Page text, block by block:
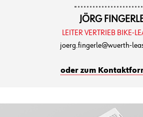
JÖRG
LEITER VERTRIEB BIKE-
joerg.fingerle@wuerth-
oder zum